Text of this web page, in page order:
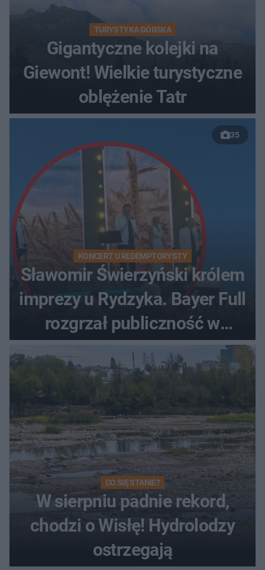
TURYSTYKA GÓRSKA
Gigantyczne kolejki na
Giewont! Wielkie turystyczne
oblężenie Tatr
35
KONCERT U REDEMPTORYSTY
Sławomir Świerzyński królem
imprezy u Rydzyka. Bayer Full
rozgrzał publiczność w
Toruniu
CO SIĘ STANIE?
W sierpniu padnie rekord,
chodzi o Wisłę! Hydrolodzy
ostrzegają